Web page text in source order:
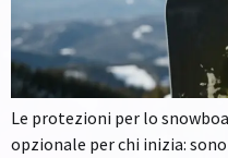
Le protezioni per lo
opzionale per chi inizia: